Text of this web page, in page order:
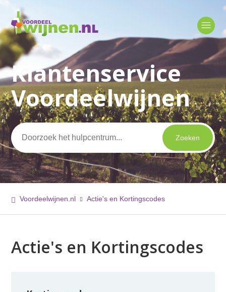
Zoeken
Klantenservice
Voordeelwijnen
Voordeelwijnen.nl Actie's en Kortingscodes
Actie's en Kortingscodes